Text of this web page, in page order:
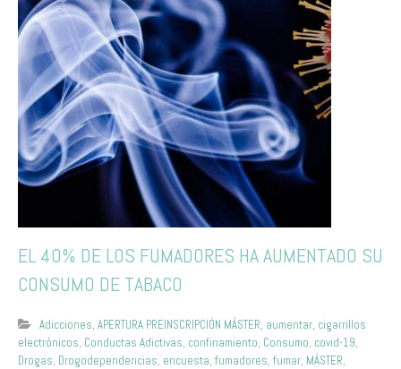
EL 40% DE LOS FUMADORES HA AUMENTADO SU
CONSUMO DE TABACO
Adicciones, APERTURA PREINSCRIPCIÓN MÁSTER, aumentar, cigarrillos
electrónicos, Conductas Adictivas, confinamiento, Consumo, covid-19,
Drogas, Drogodependencias, encuesta, fumadores, fumar, MÁSTER,